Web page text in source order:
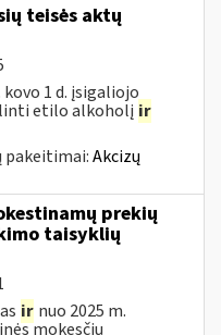
teisės aktų
1 d. įsigaliojo
etilo alkoholį ir
pakeitimai:Akcizų
prekių
taisyklių
ir nuo 2025 m.
mokesčių